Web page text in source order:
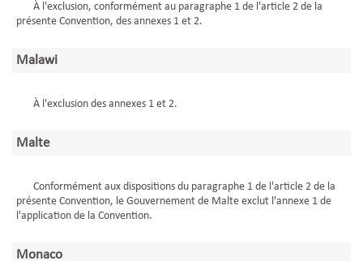
À l'exclusion, conformément au paragraphe 1 de l'article 2 de la
présente Convention, des annexes 1 et 2.
Malawi
À l'exclusion des annexes 1 et 2.
Malte
Conformément aux dispositions du paragraphe 1 de l'article 2 de la
présente Convention, le Gouvernement de Malte exclut l'annexe 1 de
l'application de la Convention.
Monaco